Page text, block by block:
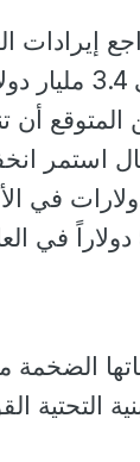
إيرادات
المتوقع
50 بالمئة في
وحدة حرارية
الضخمة
التحتية